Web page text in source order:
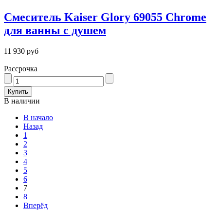
Смеситель Kaiser Glory 69055 Chrome
для ванны с душем
11 930 руб
Рассрочка
В наличии
В начало
Назад
1
2
3
4
5
6
7
8
Вперёд